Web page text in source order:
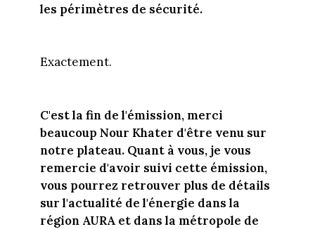
les périmètres de sécurité.
Exactement.
C'est la fin de l'émission, merci
beaucoup Nour Khater d'être venu sur
notre plateau. Quant à vous, je vous
remercie d'avoir suivi cette émission,
vous pourrez retrouver plus de détails
sur l'actualité de l'énergie dans la
région AURA et dans la métropole de